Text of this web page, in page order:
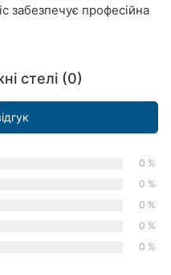
забезпечує професійна
стелі (0)
0 %
0 %
0 %
0 %
0 %